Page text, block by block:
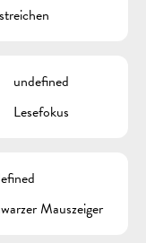
undefined
Lesefokus
Mauszeiger